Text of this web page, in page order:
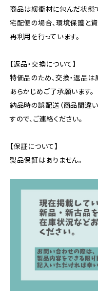
商品は緩衝材に包んだ状態
宅配便の場合、環境保護と
再利用を行っています。
【返品・交換について】
特価品のため、交換・返品は
あらかじめご了承願います。
納品時の誤配送（商品間違
すので、ご連絡ください。
【保証について】
製品保証はありません。